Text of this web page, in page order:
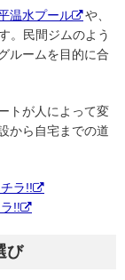
温水プール
や、
。民間ジムのよう
ルームを目的に合
トが人によって変
から自宅までの道
ラ!!
!!
び